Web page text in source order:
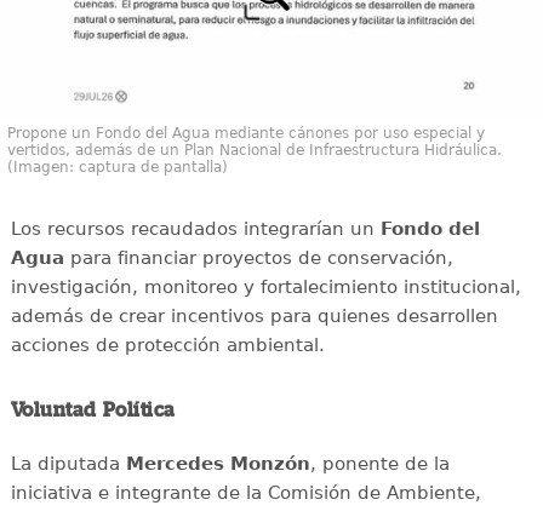
Propone un Fondo del Agua mediante cánones por uso especial y
vertidos, además de un Plan Nacional de Infraestructura Hidráulica.
(Imagen: captura de pantalla)
Los recursos recaudados integrarían un Fondo del
Agua para financiar proyectos de conservación,
investigación, monitoreo y fortalecimiento institucional,
además de crear incentivos para quienes desarrollen
acciones de protección ambiental.
Voluntad Política
La diputada Mercedes Monzón, ponente de la
iniciativa e integrante de la Comisión de Ambiente,